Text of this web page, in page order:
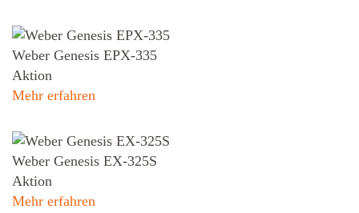
Weber Genesis EPX-335
Aktion
Mehr erfahren
Weber Genesis EX-325S
Aktion
Mehr erfahren